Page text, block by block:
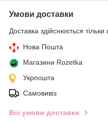
Умови доставки
Доставка здійснюється тільки
Нова Пошта
Магазини Rozetka
Укрпошта
Самовивіз
Всі умови доставки